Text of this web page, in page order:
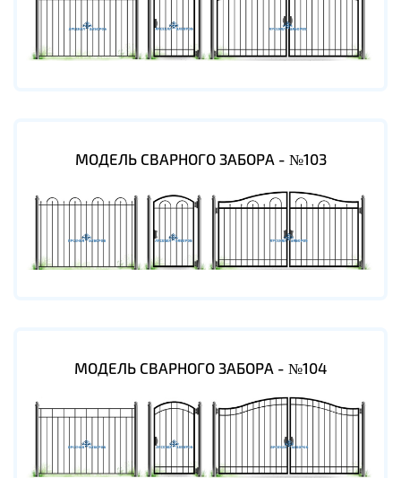
МОДЕЛЬ СВАРНОГО ЗАБОРА - №103
МОДЕЛЬ СВАРНОГО ЗАБОРА - №104